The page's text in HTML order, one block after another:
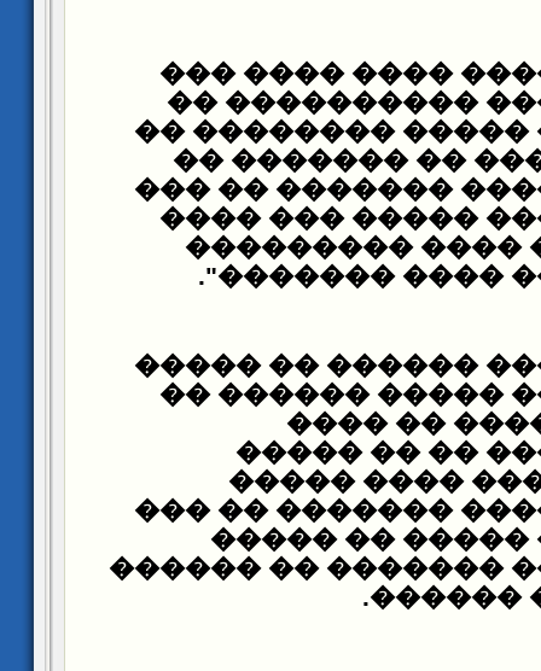
���� ���������
������ ������
������� ��� �����
"������� �����
������� ������
����� �������
�����. �����
������ �����
".
������ ������
��������� ��
������ ���
���������
��������ʡ ���� ����
������� ������
������ ����
����� ������
����
.